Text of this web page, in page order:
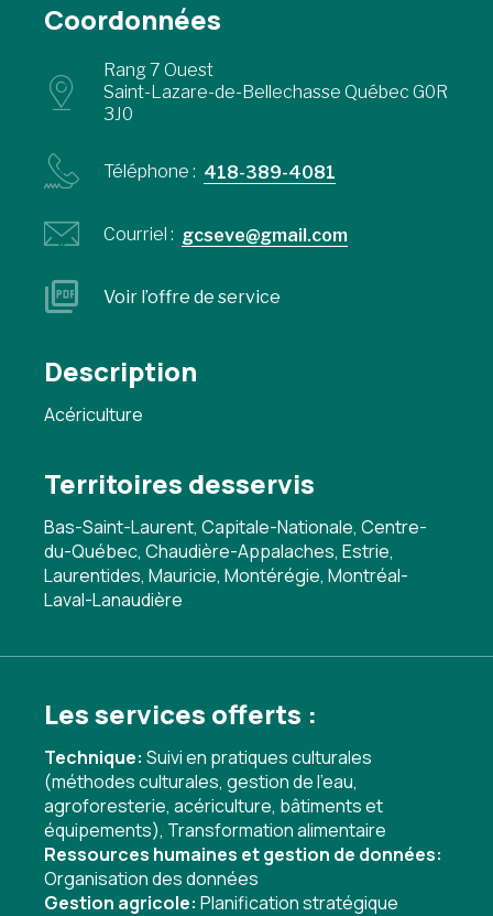
Coordonnées
Rang 7 Ouest
Saint-Lazare-de-Bellechasse Québec G0R
3J0
Téléphone : 418-389-4081
Courriel : gcseve@gmail.com
Voir l’offre de service
Description
Acériculture
Territoires desservis
Bas-Saint-Laurent, Capitale-Nationale, Centre-
du-Québec, Chaudière-Appalaches, Estrie,
Laurentides, Mauricie, Montérégie, Montréal-
Laval-Lanaudière
Les services offerts :
Technique: Suivi en pratiques culturales
(méthodes culturales, gestion de l'eau,
agroforesterie, acériculture, bâtiments et
équipements), Transformation alimentaire
Ressources humaines et gestion de données:
Organisation des données
Gestion agricole: Planification stratégique